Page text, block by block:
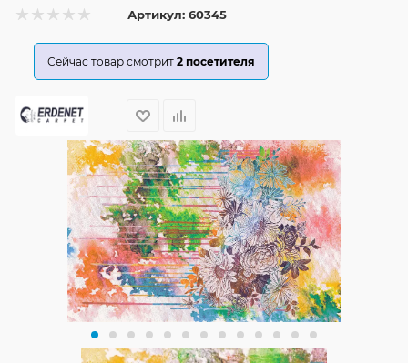
Артикул: 60345
Сейчас товар смотрит 2 посетителя